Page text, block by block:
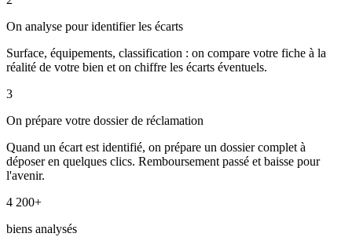
On analyse pour identifier les écarts
Surface, équipements, classification : on compare votre fiche à la
réalité de votre bien et on chiffre les écarts éventuels.
3
On prépare votre dossier de réclamation
Quand un écart est identifié, on prépare un dossier complet à
déposer en quelques clics. Remboursement passé et baisse pour
l'avenir.
4 200+
biens analysés